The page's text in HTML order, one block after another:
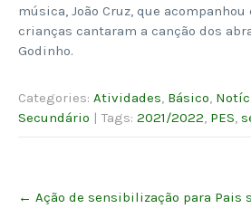
música, João Cruz, que
crianças cantaram a canção dos
Godinho.
Categories: Atividades, Básico,
Secundário | Tags: 2021/2022, PES,
navigation
← Ação de sensibilização para Pais